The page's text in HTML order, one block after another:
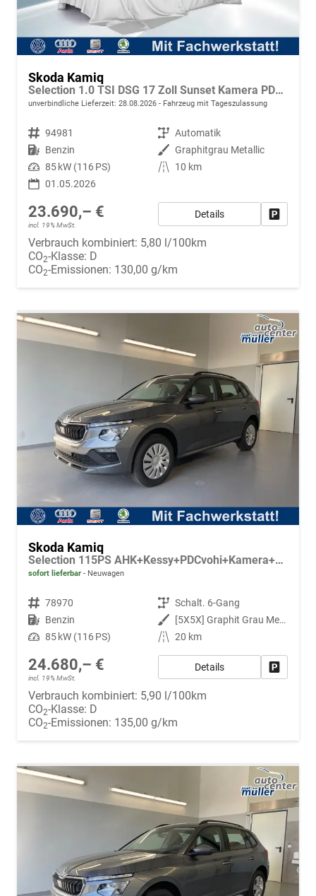
Skoda Kamiq
Selection 1.0 TSI DSG 17 Zoll Sunset Kamera PDC v+h
unverbindliche Lieferzeit: 28.08.2026 Fahrzeug mit Tageszulassung
Fahrzeugnr. 94981 Getriebe Automatik
Kraftstoff Benzin Außenfarbe Graphitgrau Metallic
Leistung 85 kW (116 PS) Kilometerstand
10 km
01.05.2026
23.690,– €
incl. 19% MwSt.
Details
Verbrauch kombiniert: 5,80 l/100km
CO2-Klasse: D
CO2-Emissionen: 130,00 g/km
Skoda Kamiq
Selection 115PS AHK+Kessy+PDCvohi+Kamera+Climatronic+AppConnect+Sitzheizung
sofort lieferbar Neuwagen
Fahrzeugnr. 78970 Getriebe Schalt. 6-Gang
Kraftstoff Benzin Außenfarbe
[5X5X] Graphit Grau Metallic
Leistung 85 kW (116 PS) Kilometerstand 20 km
24.680,– €
incl. 19% MwSt.
Details
Verbrauch kombiniert: 5,90 l/100km
CO2-Klasse: D
CO2-Emissionen: 135,00 g/km